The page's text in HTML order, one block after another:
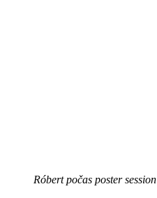
Róbert počas poster session